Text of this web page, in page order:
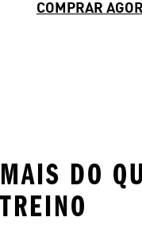
COMPRAR
MAIS DO
TREINO